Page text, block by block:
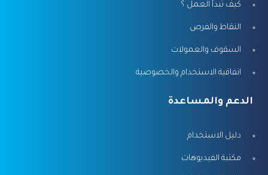
كيف تبدأ العمل ؟
النقاط والفرص
السقوف والعمولات
اتفاقية الاستخدام والخصوصية
الدعم والمساعدة
دليل الاستخدام
مكتبة الفيديوهات